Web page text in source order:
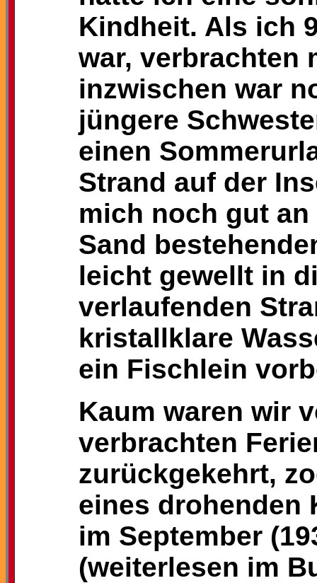
Kindheit. Als ich
war, verbrachten
inzwischen war
jüngere
einen
Strand auf der
mich noch gut
Sand
leicht gewellt in
verlaufenden
kristallklare
ein Fischlein
Kaum waren wir
verbrachten
zurückgekehrt,
eines drohenden
im September
(weiterlesen im